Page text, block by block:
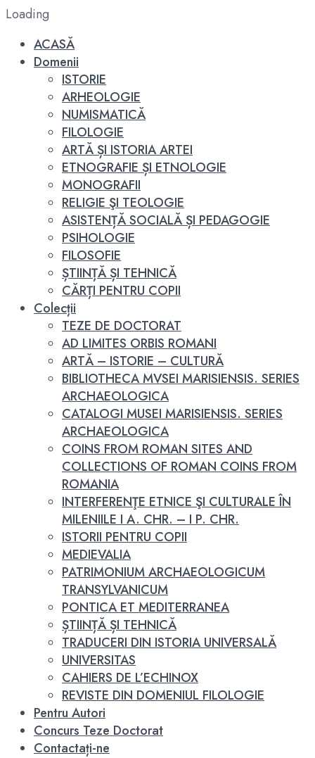
Loading
ACASĂ
Domenii
ISTORIE
ARHEOLOGIE
NUMISMATICĂ
FILOLOGIE
ARTĂ ȘI ISTORIA ARTEI
ETNOGRAFIE ȘI ETNOLOGIE
MONOGRAFII
RELIGIE ŞI TEOLOGIE
ASISTENȚĂ SOCIALĂ ȘI PEDAGOGIE
PSIHOLOGIE
FILOSOFIE
ȘTIINȚĂ ȘI TEHNICĂ
CĂRȚI PENTRU COPII
Colecții
TEZE DE DOCTORAT
AD LIMITES ORBIS ROMANI
ARTĂ – ISTORIE – CULTURĂ
BIBLIOTHECA MVSEI MARISIENSIS. SERIES
ARCHAEOLOGICA
CATALOGI MUSEI MARISIENSIS. SERIES
ARCHAEOLOGICA
COINS FROM ROMAN SITES AND
COLLECTIONS OF ROMAN COINS FROM
ROMANIA
INTERFERENŢE ETNICE ŞI CULTURALE ÎN
MILENIILE I A. CHR. – I P. CHR.
ISTORII PENTRU COPII
MEDIEVALIA
PATRIMONIUM ARCHAEOLOGICUM
TRANSYLVANICUM
PONTICA ET MEDITERRANEA
ȘTIINȚĂ ȘI TEHNICĂ
TRADUCERI DIN ISTORIA UNIVERSALĂ
UNIVERSITAS
CAHIERS DE L’ECHINOX
REVISTE DIN DOMENIUL FILOLOGIE
Pentru Autori
Concurs Teze Doctorat
Contactați-ne